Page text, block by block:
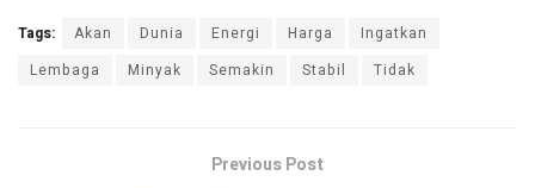
Tags: Akan Dunia Energi Harga
Ingatkan
Lembaga
Minyak Semakin Stabil Tidak
Previous Post